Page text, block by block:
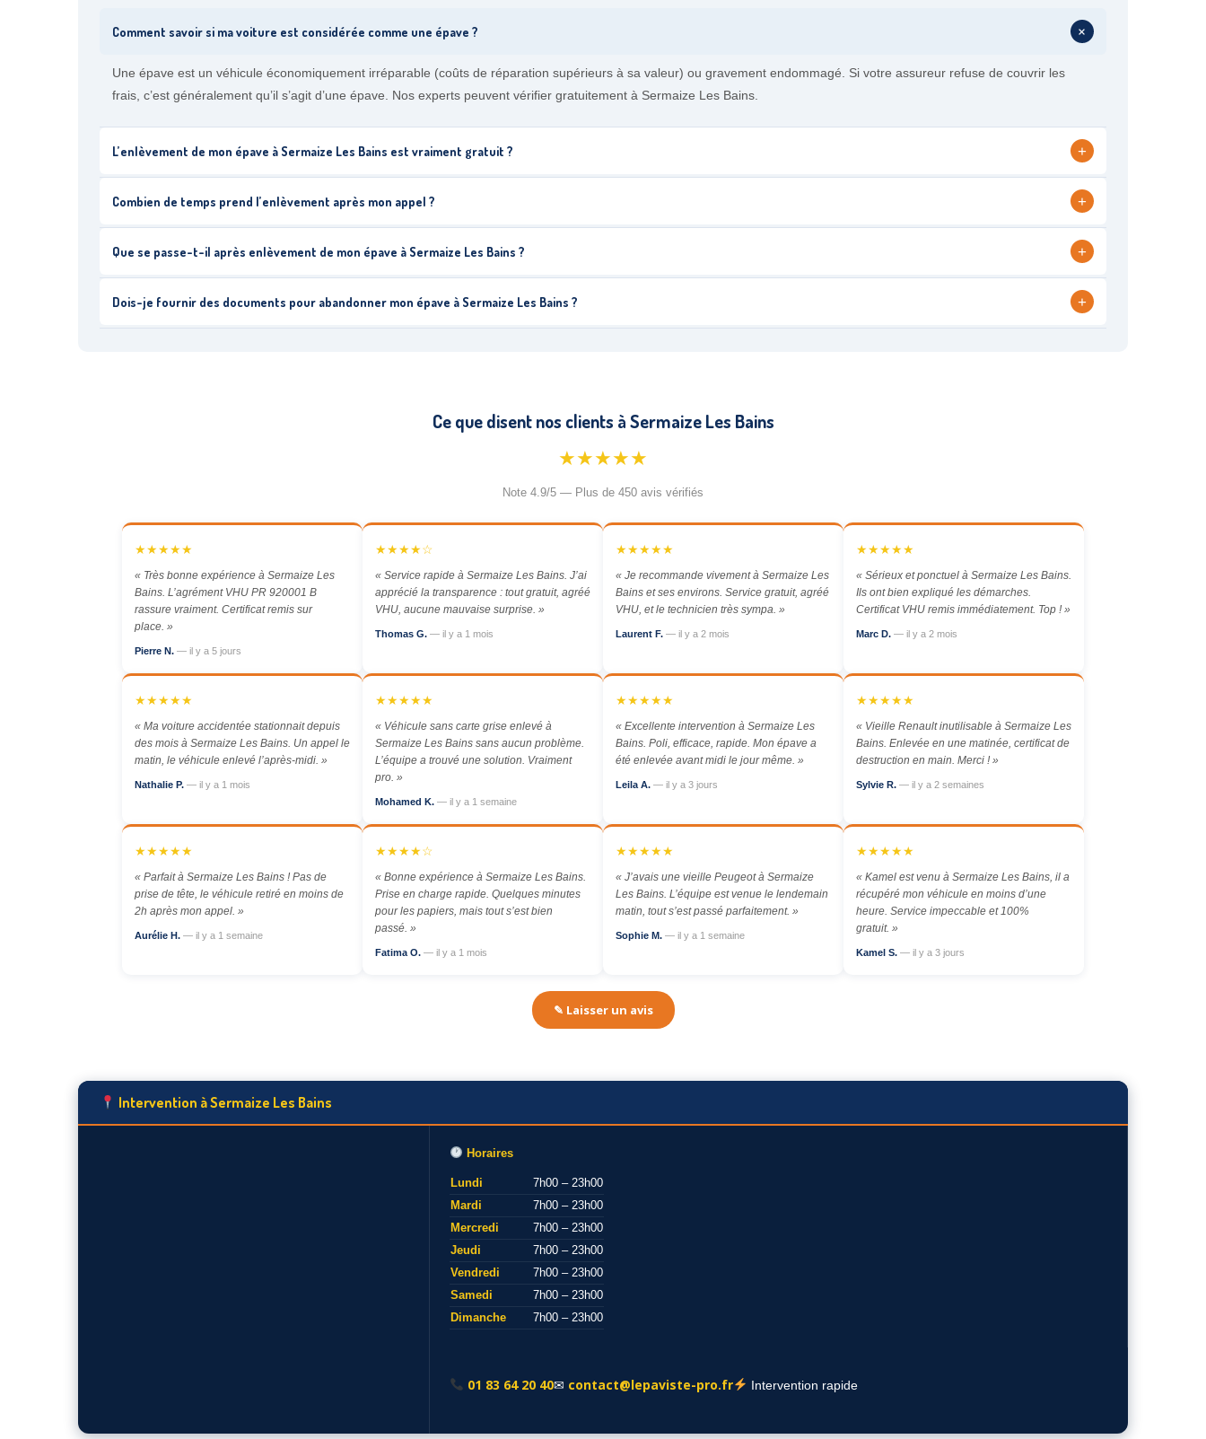
Comment savoir si ma voiture est considérée comme une épave ? +
Une épave est un véhicule économiquement irréparable (coûts de réparation supérieurs à sa valeur) ou gravement endommagé. Si votre assureur refuse de couvrir les
frais, c’est généralement qu’il s’agit d’une épave. Nos experts peuvent vérifier gratuitement à Sermaize Les Bains.
L’enlèvement de mon épave à Sermaize Les Bains est vraiment gratuit ? +
Combien de temps prend l’enlèvement après mon appel ? +
Que se passe-t-il après enlèvement de mon épave à Sermaize Les Bains ? +
Dois-je fournir des documents pour abandonner mon épave à Sermaize Les Bains ? +
Ce que disent nos clients à Sermaize Les Bains
★★★★★
Note 4.9/5 — Plus de 450 avis vérifiés
★★★★★
« Très bonne expérience à Sermaize Les
Bains. L’agrément VHU PR 920001 B
rassure vraiment. Certificat remis sur
place. »
Pierre N. — il y a 5 jours
★★★★☆
« Service rapide à Sermaize Les Bains. J’ai
apprécié la transparence : tout gratuit, agréé
VHU, aucune mauvaise surprise. »
Thomas G. — il y a 1 mois
★★★★★
« Je recommande vivement à Sermaize Les
Bains et ses environs. Service gratuit, agréé
VHU, et le technicien très sympa. »
Laurent F. — il y a 2 mois
★★★★★
« Sérieux et ponctuel à Sermaize Les Bains.
Ils ont bien expliqué les démarches.
Certificat VHU remis immédiatement. Top ! »
Marc D. — il y a 2 mois
★★★★★
« Ma voiture accidentée stationnait depuis
des mois à Sermaize Les Bains. Un appel le
matin, le véhicule enlevé l’après-midi. »
Nathalie P. — il y a 1 mois
★★★★★
« Véhicule sans carte grise enlevé à
Sermaize Les Bains sans aucun problème.
L’équipe a trouvé une solution. Vraiment
pro. »
Mohamed K. — il y a 1 semaine
★★★★★
« Excellente intervention à Sermaize Les
Bains. Poli, efficace, rapide. Mon épave a
été enlevée avant midi le jour même. »
Leila A. — il y a 3 jours
★★★★★
« Vieille Renault inutilisable à Sermaize Les
Bains. Enlevée en une matinée, certificat de
destruction en main. Merci ! »
Sylvie R. — il y a 2 semaines
★★★★★
« Parfait à Sermaize Les Bains ! Pas de
prise de tête, le véhicule retiré en moins de
2h après mon appel. »
Aurélie H. — il y a 1 semaine
★★★★☆
« Bonne expérience à Sermaize Les Bains.
Prise en charge rapide. Quelques minutes
pour les papiers, mais tout s’est bien
passé. »
Fatima O. — il y a 1 mois
★★★★★
« J’avais une vieille Peugeot à Sermaize
Les Bains. L’équipe est venue le lendemain
matin, tout s’est passé parfaitement. »
Sophie M. — il y a 1 semaine
★★★★★
« Kamel est venu à Sermaize Les Bains, il a
récupéré mon véhicule en moins d’une
heure. Service impeccable et 100%
gratuit. »
Kamel S. — il y a 3 jours
✎ Laisser un avis
Intervention à Sermaize Les Bains
Horaires
Lundi
7h00 – 23h00
Mardi
7h00 – 23h00
Mercredi
7h00 – 23h00
Jeudi
7h00 – 23h00
Vendredi
7h00 – 23h00
Samedi
7h00 – 23h00
Dimanche
7h00 – 23h00
01 83 64 20 40✉ contact@lepaviste-pro.fr Intervention rapide